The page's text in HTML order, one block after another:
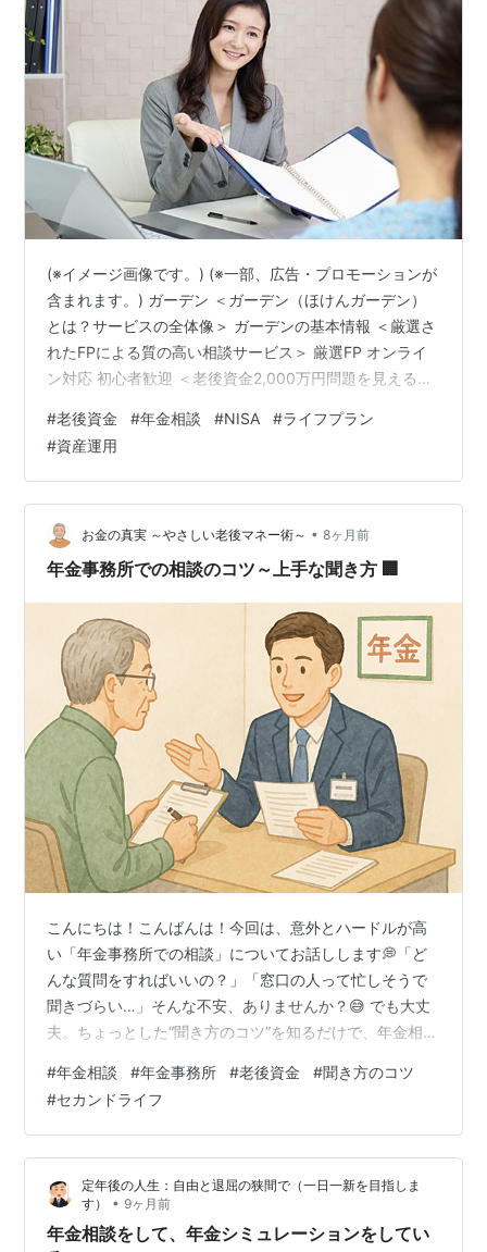
(※イメージ画像です。) (※一部、広告・プロモーションが
含まれます。) ガーデン ＜ガーデン（ほけんガーデン）
とは？サービスの全体像＞ ガーデンの基本情報 ＜厳選さ
れたFPによる質の高い相談サービス＞ 厳選FP オンライ
ン対応 初心者歓迎 ＜老後資金2,000万円問題を見える化
ラン作成サービス＞ ライフプラン作成の流れ ヒアリング
家計分析 プラン提案 実行サポート ＜ガーデンを利用す
る5つのメリット＞ 完全無料で何度でも相談可能 中立的
な立場からのアドバイス 全国対応のオンライン相談 税制
優遇制度を最大活用 不安の解消と明確な目標設定 …
#老後資金 #年金相談 #NISA #ライフプラン
#資産運用
お金の真実 ～やさしい老後マネー術～ • 8ヶ月前
年金事務所での相談のコツ～上手な聞き方 🏢
こんにちは！こんばんは！今回は、意外とハードルが高
い「年金事務所での相談」についてお話しします💭「ど
んな質問をすればいいの？」「窓口の人って忙しそうで
聞きづらい…」そんな不安、ありませんか？😅 でも大丈
夫。ちょっとした“聞き方のコツ”を知るだけで、年金相談
金事務所って、どんなところ？ 年金事務所は、厚生年金
や国民年金などに関する手続き・相談を行う公的機関。
とはいえ、初めて行く人にとっては少し緊張しますよね
💦 「番号札を取るだけでドキドキする」「職員さんに質
問していいのかわからない」 そんな方も多いんです。で
も、実は職員さんたちも“相談に慣れ…
#年金相談 #年金事務所 #老後資金 #聞き方のコツ
#セカンドライフ
定年後の人生：自由と退屈の狭間で（一日一新を目指しま
す）
• 9ヶ月前
年金相談をして、年金シミュレーションをしてい